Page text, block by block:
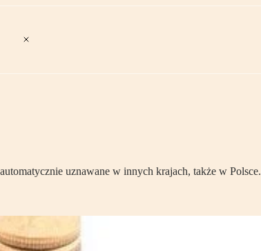
uznawane w innych krajach, także w Polsce.